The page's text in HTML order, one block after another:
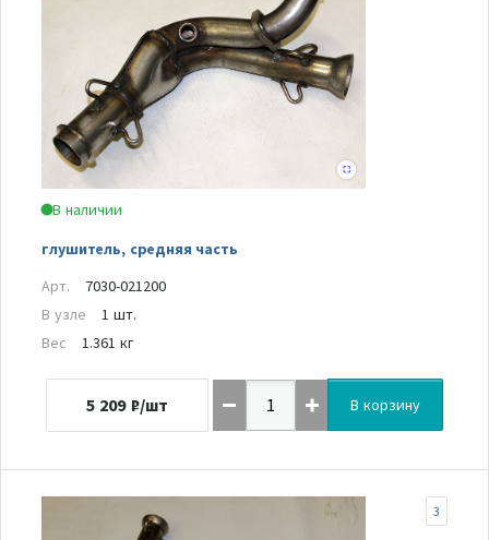
В наличии
глушитель, средняя часть
Арт.
7030-021200
В узле
1 шт.
Вес
1.361 кг
5 209 ₽/шт В корзину
3